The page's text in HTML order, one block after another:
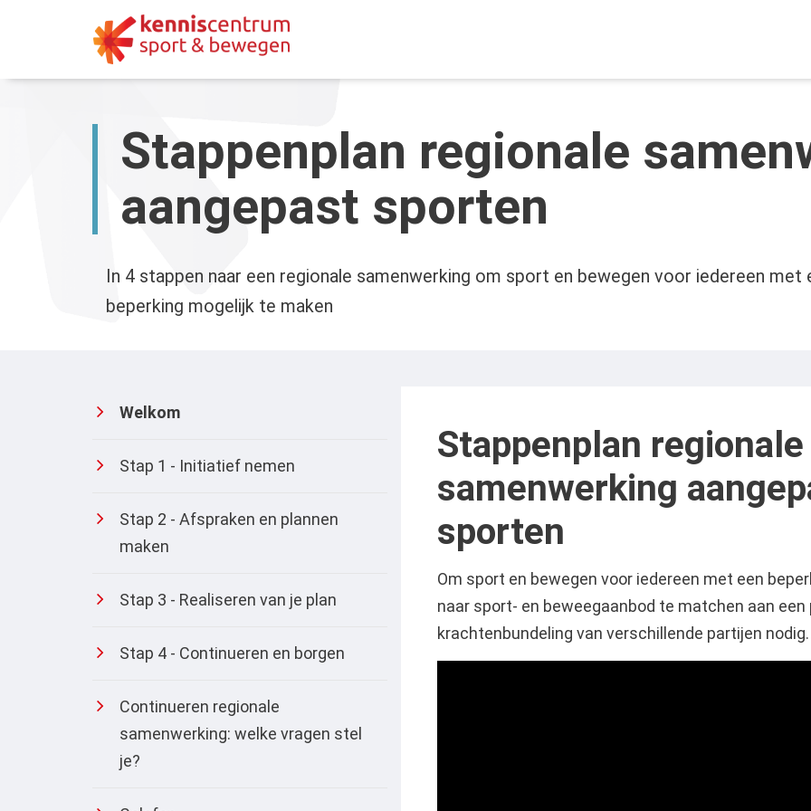
Stappenplan regionale
aangepast sporten
In 4 stappen naar een regionale samenwerking om sport en bewegen voor iedereen met
beperking mogelijk te maken
Welkom
Stap 1 - Initiatief nemen
Stap 2 - Afspraken en plannen
maken
Stap 3 - Realiseren van je plan
Stap 4 - Continueren en borgen
Continueren regionale
samenwerking: welke vragen stel
je?
Stappenplan regionale
samenwerking
sporten
Om sport en bewegen voor iedereen met een
naar sport- en beweegaanbod te matchen aan
krachtenbundeling van verschillende partijen nodig.